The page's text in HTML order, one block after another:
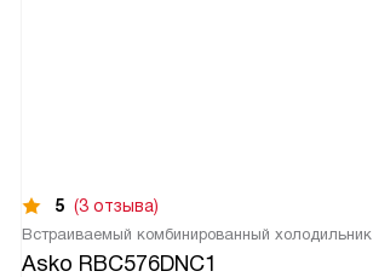
5 (3 отзыва)
Встраиваемый комбинированный холодильник
Asko RBC576DNC1